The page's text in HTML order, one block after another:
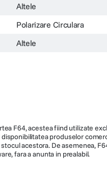
Altele
Polarizare Circulara
Altele
F64, acestea fiind utilizate
produselor
acestora. De asemenea,
fara a anunta in prealabil.